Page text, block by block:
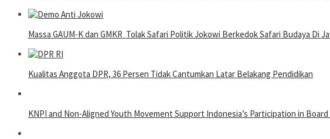
Massa GAUM-K dan GMKR Tolak Safari Politik Jokowi Berkedok Safari Budaya Di
Kualitas Anggota DPR, 36 Persen Tidak Cantumkan Latar Belakang Pendidikan
KNPI and Non-Aligned Youth Movement Support Indonesia’s Participation in